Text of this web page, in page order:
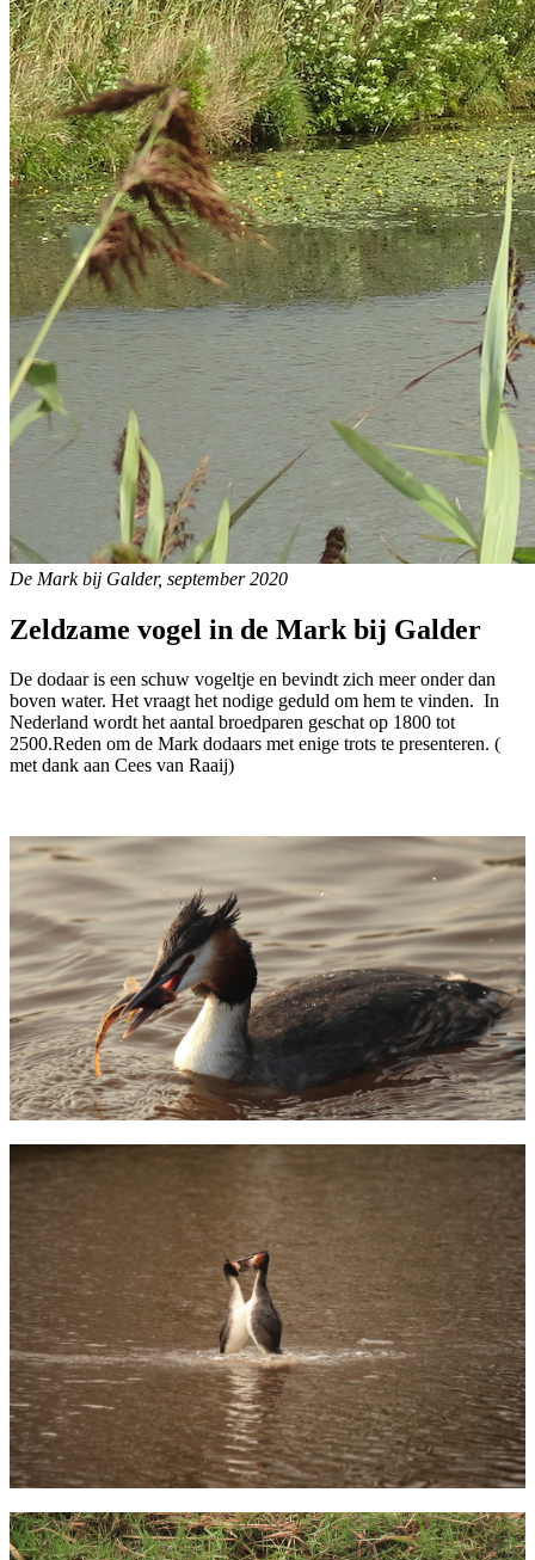
De Mark bij Galder, september 2020
Zeldzame vogel in de Mark bij Galder
De dodaar is een schuw vogeltje en bevindt zich meer onder dan
boven water. Het vraagt het nodige geduld om hem te vinden. In
Nederland wordt het aantal broedparen geschat op 1800 tot
2500.Reden om de Mark dodaars met enige trots te presenteren. (
met dank aan Cees van Raaij)